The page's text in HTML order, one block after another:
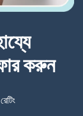
করুন